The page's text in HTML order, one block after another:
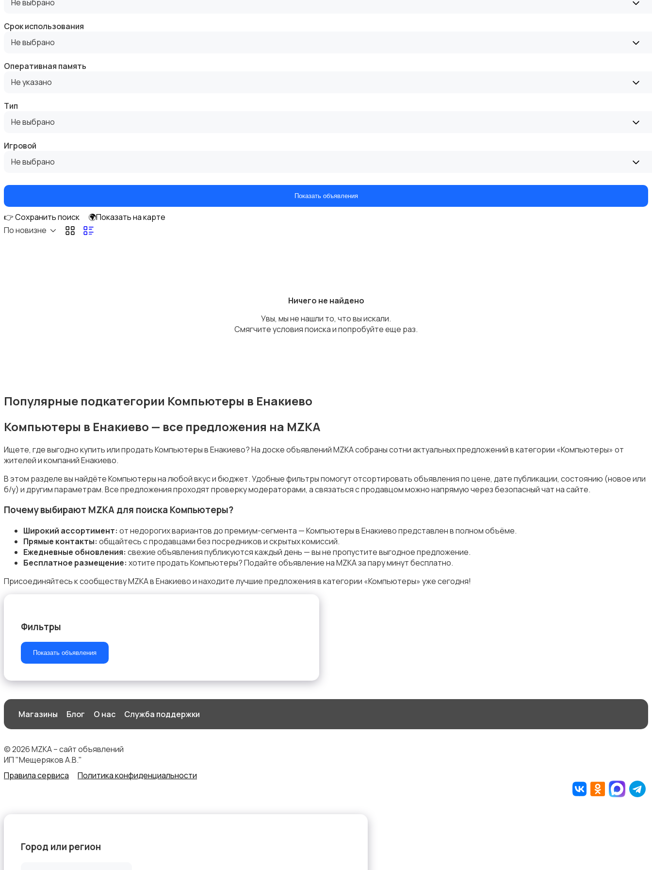
Оргтехника и расходники
Мультимедиа
Комплектующие и запчасти
Аксессуары
Не выбрано
Срок использования
Не выбрано
Оперативная память
Не указано
Тип
Не выбрано
Игровой
Не выбрано
Показать объявления
👉 Сохранить поиск
🌍Показать на карте
По новизне
Ничего не найдено
Увы, мы не нашли то, что вы искали.
Смягчите условия поиска и попробуйте еще раз.
Популярные подкатегории Компьютеры в Енакиево
Компьютеры в Енакиево — все предложения на MZKA
Ищете, где выгодно купить или продать Компьютеры в Енакиево? На доске объявлений MZKA собраны сотни актуальных предложений в категории «Компьютеры» от
жителей и компаний Енакиево.
В этом разделе вы найдёте Компьютеры на любой вкус и бюджет. Удобные фильтры помогут отсортировать объявления по цене, дате публикации, состоянию (новое или
б/у) и другим параметрам. Все предложения проходят проверку модераторами, а связаться с продавцом можно напрямую через безопасный чат на сайте.
Почему выбирают MZKA для поиска Компьютеры?
Широкий ассортимент: от недорогих вариантов до премиум-сегмента — Компьютеры в Енакиево представлен в полном объёме.
Прямые контакты: общайтесь с продавцами без посредников и скрытых комиссий.
Ежедневные обновления: свежие объявления публикуются каждый день — вы не пропустите выгодное предложение.
Бесплатное размещение: хотите продать Компьютеры? Подайте объявление на MZKA за пару минут бесплатно.
Присоединяйтесь к сообществу MZKA в Енакиево и находите лучшие предложения в категории «Компьютеры» уже сегодня!
Фильтры
Показать объявления
Магазины Блог О нас Служба поддержки
© 2026 MZKA – сайт объявлений
ИП "Мещеряков А.В."
Правила сервиса
Политика конфиденциальности
Город или регион